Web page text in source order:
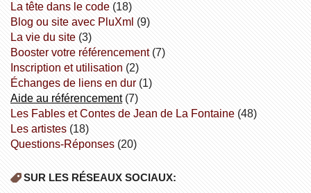
la tête dans le code(18)
Blog ou site avec PluXml (9)
la vie du site(3)
booster votre référencement(7)
inscription et utilisation (2)
échanges de liens en dur(1)
aide au référencement(7)
Les Fables et Contes de Jean de La Fontaine(48)
Les artistes(18)
Questions-Réponses(20)
SUR LES RÉSEAUX SOCIAUX: